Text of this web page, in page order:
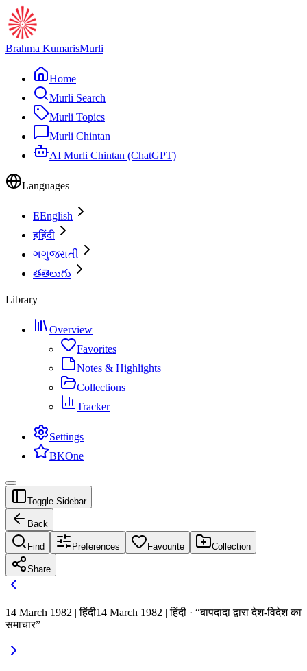
Brahma KumarisMurli
Home
Murli Search
Murli Topics
Murli Chintan
AI Murli Chintan (ChatGPT)
Languages
EEnglish
हहिंदी
ગગુજરાતી
తతెలుగు
Library
Overview
Favorites
Notes & Highlights
Collections
Tracker
Settings
BKOne
Toggle Sidebar
Back
Find Preferences Favourite Collection
Share
14 March 1982 | हिंदी14 March 1982 | हिंदी · “बापदादा द्वारा देश-विदेश का
समाचार”